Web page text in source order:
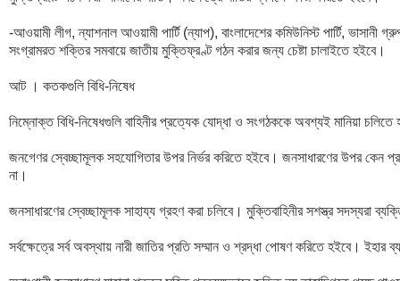
-আওয়ামী লীগ, ন্যাশনাল আওয়ামী পার্টি (ন্যাপ), বাংলাদেশের কমিউনিস্ট পার্টি,
সংগ্রামরত শক্তির সমবায়ে জাতীয় মুক্তিফ্রণ্ট গঠন করার জন্য চেষ্টা চালাইতে হইবে।
আট । কতকগুলি বিধি-নিষেধ
নিম্নোক্ত বিধি-নিষেধগুলি বাহিনীর প্রত্যেক যোদ্ধা ও সংগঠককে অবশ্যই মানিয়া
জনগেণর স্বেচ্ছামূলক সহযোগিতার উপর নির্ভর করিতে হইবে। জনসাধারণের উপর কেন
না।
জনসাধারণের স্বেচ্ছামূলক সাহায্য গ্রহণ করা চলিবে। মুক্তিবাহিনীর সশস্ত্র সদস্যরা
সর্বক্ষেত্রে সর্ব অবস্থায় নারী জাতির প্রতি সম্মান ও শ্রদ্ধা পোষণ করিতে হইবে। ইহার